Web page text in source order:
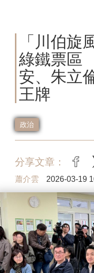
「川伯旋
綠鐵票區
安、朱立
王牌
政治
分享文章：
蕭介雲 2026-03-19